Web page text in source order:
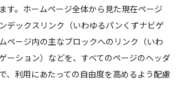
す。ホームページ全体から見た現在ページ
デックスリンク（いわゆるパンくずナビゲ
ページ内の主なブロックへのリンク（いわ
ーション）などを、すべてのページのヘッダ
、利用にあたっての自由度を高めるよう配慮